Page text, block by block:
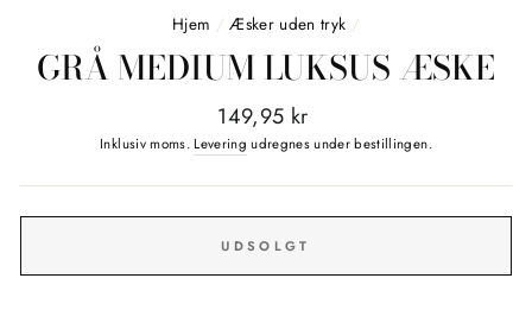
Hjem / Æsker uden tryk /
GRÅ MEDIUM LUKSUS ÆSKE
Normalpris
149,95 kr
Inklusiv moms. Levering udregnes under bestillingen.
UDSOLGT